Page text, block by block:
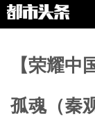
【荣耀
孤魂（秦